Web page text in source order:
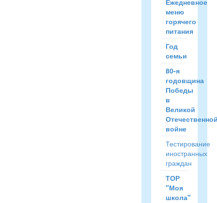
Ежедневное
меню
горячего
питания
Год
семьи
80-я
годовщина
Победы
в
Великой
войне
Тестирование
иностранных
граждан
ТОР
"Моя
школа"